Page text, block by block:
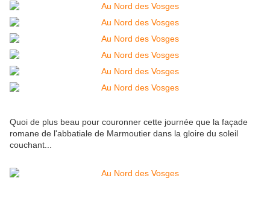
Quoi de plus beau pour couronner cette journée que la façade
romane de l'abbatiale de Marmoutier dans la gloire du soleil
couchant...